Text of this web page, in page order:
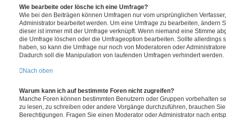
Wie bearbeite oder lösche ich eine Umfrage?
Wie bei den Beiträgen können Umfragen nur vom ursprünglichen
Administrator bearbeitet werden. Um eine Umfrage zu bearbeiten, ändern
dieser ist immer mit der Umfrage verknüpft. Wenn niemand eine Stimme
die Umfrage löschen oder die Umfrageoption bearbeiten. Sollte allerdings
haben, so kann die Umfrage nur noch von Moderatoren oder
Dadurch soll die Manipulation von laufenden Umfragen verhindert werden.
Nach oben
Warum kann ich auf bestimmte Foren nicht zugreifen?
Manche Foren können bestimmten Benutzern oder Gruppen vorbehalten
zu lesen, zu schreiben oder andere Vorgänge durchzuführen, brauchen
Berechtigungen. Fragen Sie einen Moderator oder Administrator nach